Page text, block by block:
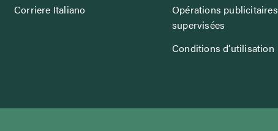
Corriere Italiano
Opérations publicitaires
supervisées
Conditions d’utilisation